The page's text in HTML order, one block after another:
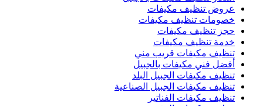
عروض تنظيف مكيفات
خصومات تنظيف مكيفات
حجز تنظيف مكيفات
خدمة تنظيف مكيفات
تنظيف مكيفات قريب مني
أفضل فني مكيفات بالجبيل
تنظيف مكيفات الجبيل البلد
تنظيف مكيفات الجبيل الصناعية
تنظيف مكيفات الفناتير